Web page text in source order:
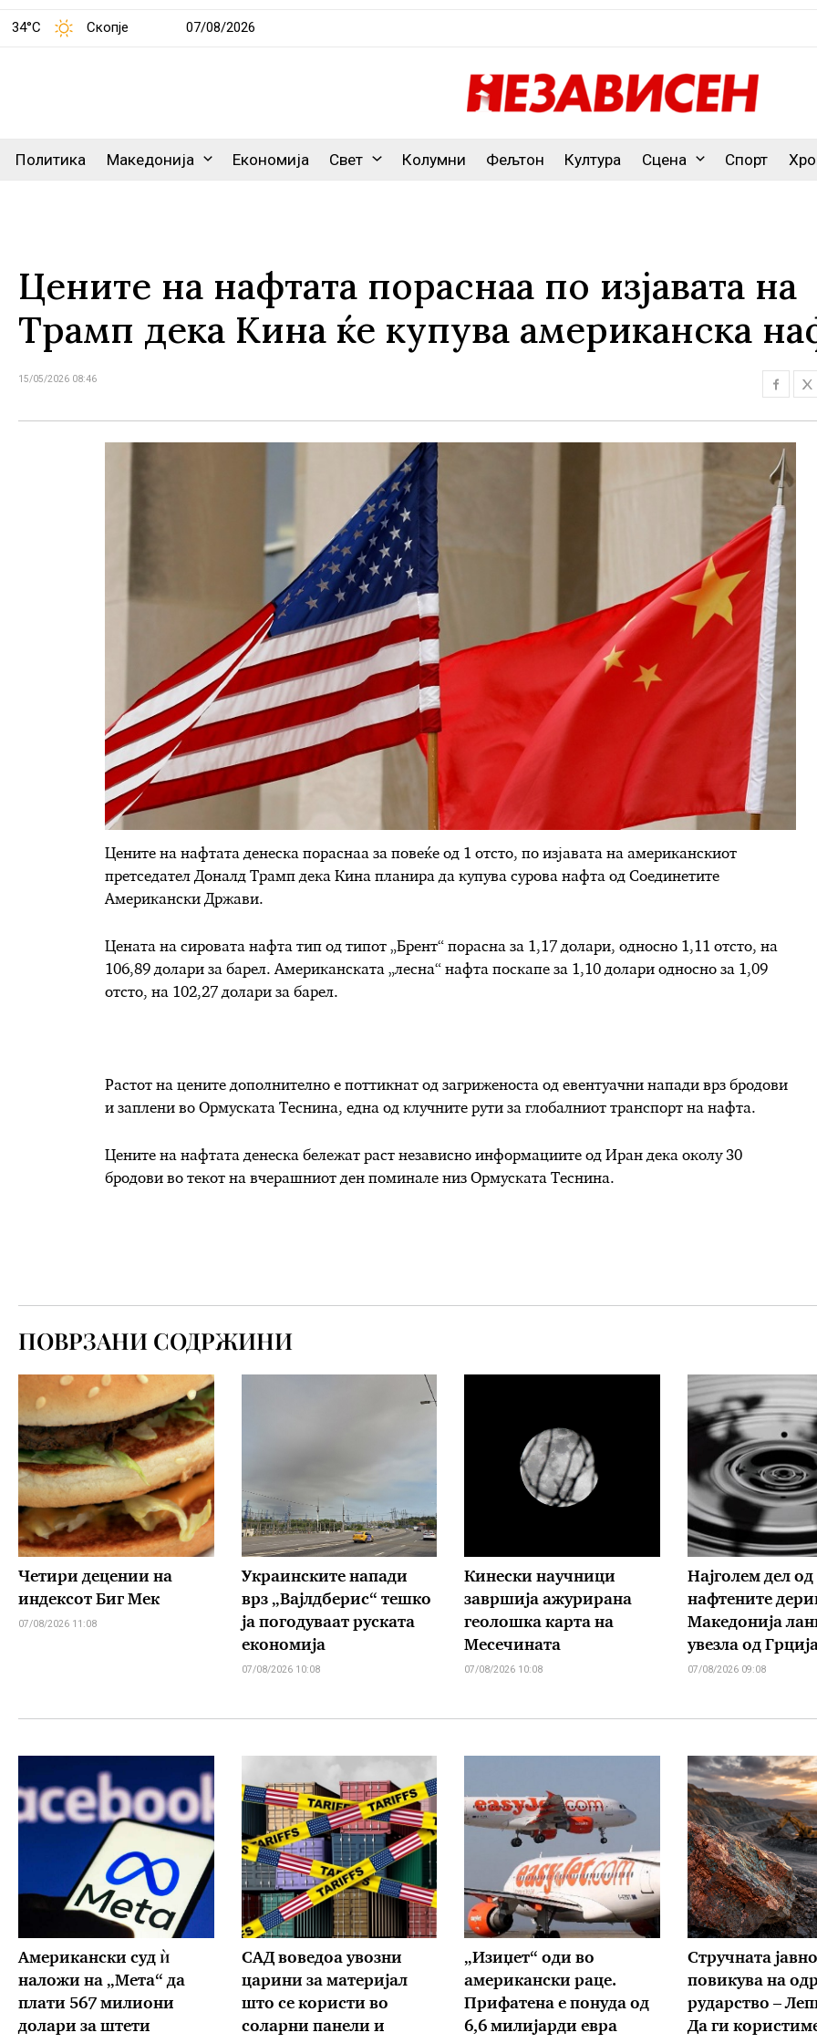
34°C Скопје 07/08/2026
Политика Македонија Економија Свет Колумни Фељтон Култура Сцена Спорт
Цените на нафтата пораснаа по изјавата на
Трамп дека Кина ќе купува американска
15/05/2026 08:46
Цените на нафтата денеска пораснаа за повеќе од 1 отсто, по изјавата на американскиот
претседател Доналд Трамп дека Кина планира да купува сурова нафта од Соединетите
Американски Држави.
Цената на сировата нафта тип од типот „Брент“ порасна за 1,17 долари, односно 1,11 отсто, на
106,89 долари за барел. Американската „лесна“ нафта поскапе за 1,10 долари односно за 1,09
отсто, на 102,27 долари за барел.
Растот на цените дополнително е поттикнат од загриженоста од евентуачни напади врз бродови
и заплени во Ормуската Теснина, една од клучните рути за глобалниот транспорт на нафта.
Цените на нафтата денеска бележат раст независно информациите од Иран дека околу 30
бродови во текот на вчерашниот ден поминале низ Ормуската Теснина.
ПОВРЗАНИ СОДРЖИНИ
Четири децении на
индексот Биг Мек
07/08/2026 11:08
Украинските напади
врз „Вајлдберис“ тешко
ја погодуваат руската
економија
07/08/2026 10:08
Кинески научници
завршија ажурирана
геолошка карта на
Месечината
07/08/2026 10:08
Најголем дел од
нафтените
Македонија
увезла од
07/08/2026 09:08
Американски суд ѝ
наложи на „Мета“ да
плати 567 милиони
долари за штети
САД воведоа увозни
царини за материјал
што се користи во
соларни панели и
„Изиџет“ оди во
американски раце.
Прифатена е понуда од
6,6 милијарди евра
Стручната
повикува на
рударство –
Да ги